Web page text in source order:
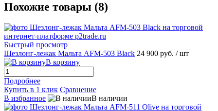
Похожие товары (8)
Быстрый просмотр
Шезлонг-лежак Мальта AFM-503 Black 24 900 руб. / шт
В корзину
Подробнее
Купить в 1 клик Сравнение
В избранное
В наличии